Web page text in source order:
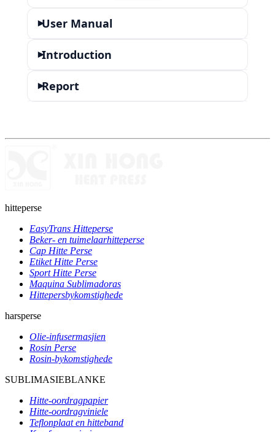
▾User Manual
▾Introduction
▾Report
hitteperse
EasyTrans Hitteperse
Beker- en tuimelaarhitteperse
Cap Hitte Perse
Etiket Hitte Perse
Sport Hitte Perse
Maquina Sublimadoras
Hittepersbykomstighede
harsperse
Olie-infusermasjien
Rosin Perse
Rosin-bykomstighede
SUBLIMASIEBLANKE
Hitte-oordragpapier
Hitte-oordragviniele
Teflonplaat en hitteband